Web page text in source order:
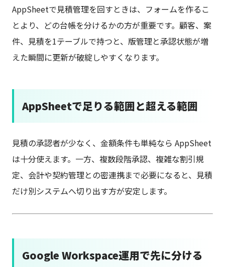
AppSheetで見積管理を回すときは、フォームを作るこ
とより、どの台帳を分けるかの方が重要です。顧客、案
件、見積を1テーブルで持つと、版管理と承認状態が増
えた瞬間に更新が破綻しやすくなります。
AppSheetで足りる範囲と超える範囲
見積の承認者が少なく、金額条件も単純なら AppSheet
は十分使えます。一方、複数段階承認、複雑な割引規
定、会計や契約管理との密連携まで必要になると、見積
だけ別システムへ切り出す方が安定します。
Google Workspace運用で先に分ける